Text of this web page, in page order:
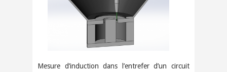
Mesure d’induction dans l’entrefer d’un circuit